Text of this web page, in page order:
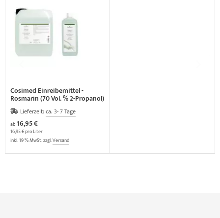
Cosimed Einreibemittel -
Rosmarin (70 Vol. % 2-Propanol)
Lieferzeit: ca. 3- 7 Tage
ab16,95 €
16,95 € pro Liter
inkl. 19 % MwSt. zzgl.Versand